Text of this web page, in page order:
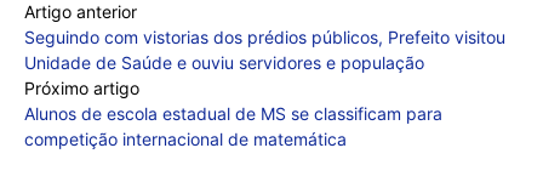
Artigo anterior
Seguindo com vistorias dos prédios públicos, Prefeito visitou
Unidade de Saúde e ouviu servidores e população
Próximo artigo
Alunos de escola estadual de MS se classificam para
competição internacional de matemática